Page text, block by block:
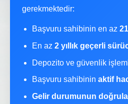
gerekmektedir:
Başvuru sahibinin en az
En az 2 yıllık geçerli
Depozito ve güvenlik
Başvuru sahibinin aktif
Gelir durumunun